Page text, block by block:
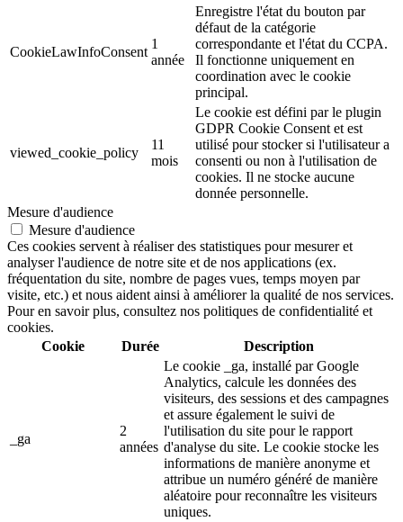
CookieLawInfoConsent
1
année
Enregistre l'état du bouton par
défaut de la catégorie
correspondante et l'état du CCPA.
Il fonctionne uniquement en
coordination avec le cookie
principal.
viewed_cookie_policy
11
mois
Le cookie est défini par le plugin
GDPR Cookie Consent et est
utilisé pour stocker si l'utilisateur a
consenti ou non à l'utilisation de
cookies. Il ne stocke aucune
donnée personnelle.
Mesure d'audience
Mesure d'audience
Ces cookies servent à réaliser des statistiques pour mesurer et
analyser l'audience de notre site et de nos applications (ex.
fréquentation du site, nombre de pages vues, temps moyen par
visite, etc.) et nous aident ainsi à améliorer la qualité de nos services.
Pour en savoir plus, consultez nos politiques de confidentialité et
cookies.
Cookie
Durée Description
_ga
2
années
Le cookie _ga, installé par Google
Analytics, calcule les données des
visiteurs, des sessions et des campagnes
et assure également le suivi de
l'utilisation du site pour le rapport
d'analyse du site. Le cookie stocke les
informations de manière anonyme et
attribue un numéro généré de manière
aléatoire pour reconnaître les visiteurs
uniques.